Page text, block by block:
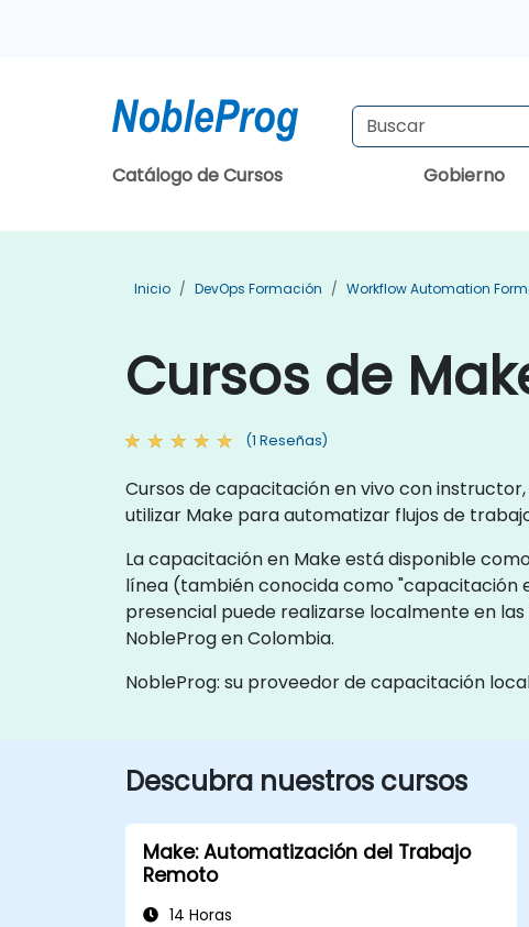
Catálogo de Cursos Gobierno
Inicio DevOps Formación Workflow Automation
Cursos de
(1 Reseñas)
Cursos de capacitación en vivo con
utilizar Make para automatizar flujos de
La capacitación en Make está disponible
línea (también conocida como "capacitación
presencial puede realizarse localmente en
NobleProg en Colombia.
NobleProg: su proveedor de capacitación
Descubra nuestros cursos
Make: Automatización del Trabajo
Remoto
14 Horas